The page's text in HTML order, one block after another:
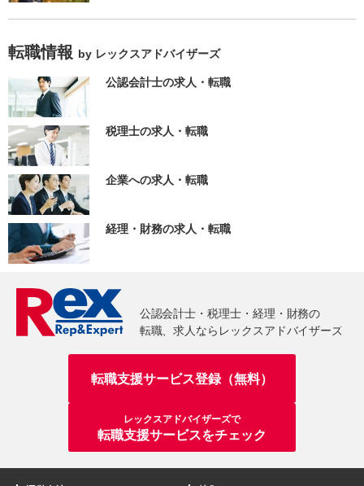
転職情報 by レックスアドバイザーズ
公認会計士の求人・転職
税理士の求人・転職
企業への求人・転職
経理・財務の求人・転職
転職支援サービス登録（無料）
レックスアドバイザーズで
転職支援サービスをチェック